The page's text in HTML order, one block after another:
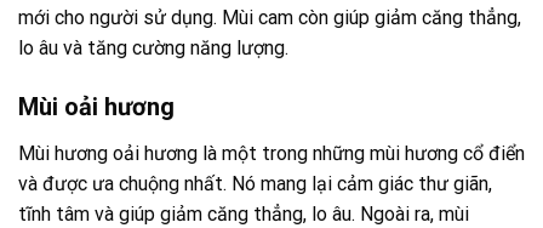
mới cho người sử dụng. Mùi cam còn giúp giảm căng thẳng,
lo âu và tăng cường năng lượng.
Mùi oải hương
Mùi hương oải hương là một trong những mùi hương cổ điển
và được ưa chuộng nhất. Nó mang lại cảm giác thư giãn,
tĩnh tâm và giúp giảm căng thẳng, lo âu. Ngoài ra, mùi